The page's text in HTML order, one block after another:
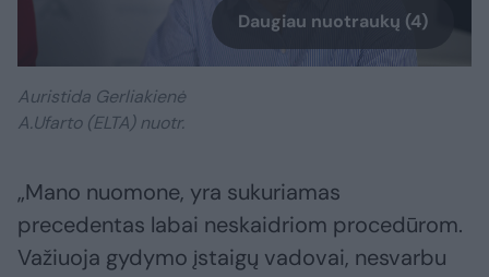
Daugiau nuotraukų (4)
Auristida Gerliakienė
A.Ufarto (ELTA) nuotr.
„Mano nuomone, yra sukuriamas
precedentas labai neskaidriom procedūrom.
Važiuoja gydymo įstaigų vadovai, nesvarbu